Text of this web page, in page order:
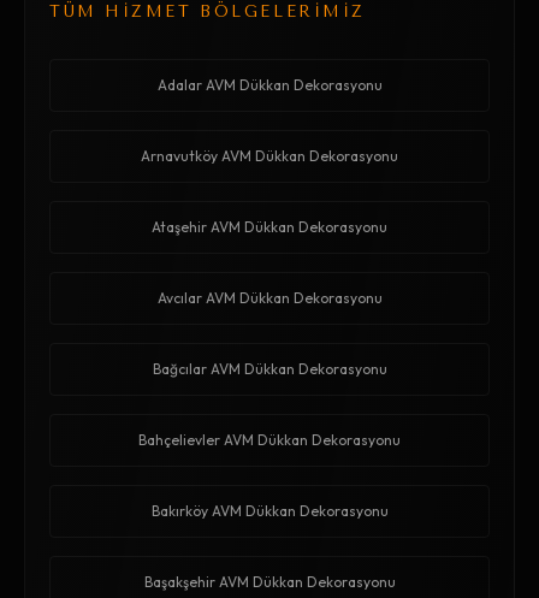
TÜM HİZMET BÖLGELERİMİZ
Adalar AVM Dükkan Dekorasyonu
Arnavutköy AVM Dükkan Dekorasyonu
Ataşehir AVM Dükkan Dekorasyonu
Avcılar AVM Dükkan Dekorasyonu
Bağcılar AVM Dükkan Dekorasyonu
Bahçelievler AVM Dükkan Dekorasyonu
Bakırköy AVM Dükkan Dekorasyonu
Başakşehir AVM Dükkan Dekorasyonu